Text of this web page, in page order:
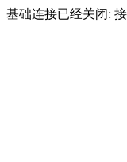
基础连接已经关闭: